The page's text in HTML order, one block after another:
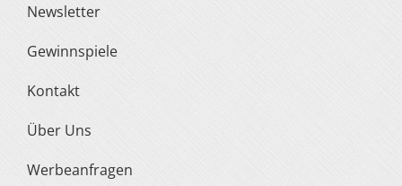
Newsletter
Gewinnspiele
Kontakt
Über Uns
Werbeanfragen